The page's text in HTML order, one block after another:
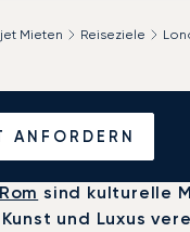
ANFORDERN
Mieten Reiseziele
Sie einen
London
Rom sind kulturelle
und Luxus